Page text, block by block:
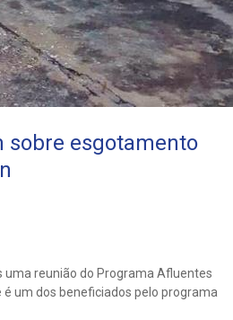
sobre esgotamento
reunião do Programa Afluentes
um dos beneficiados pelo programa